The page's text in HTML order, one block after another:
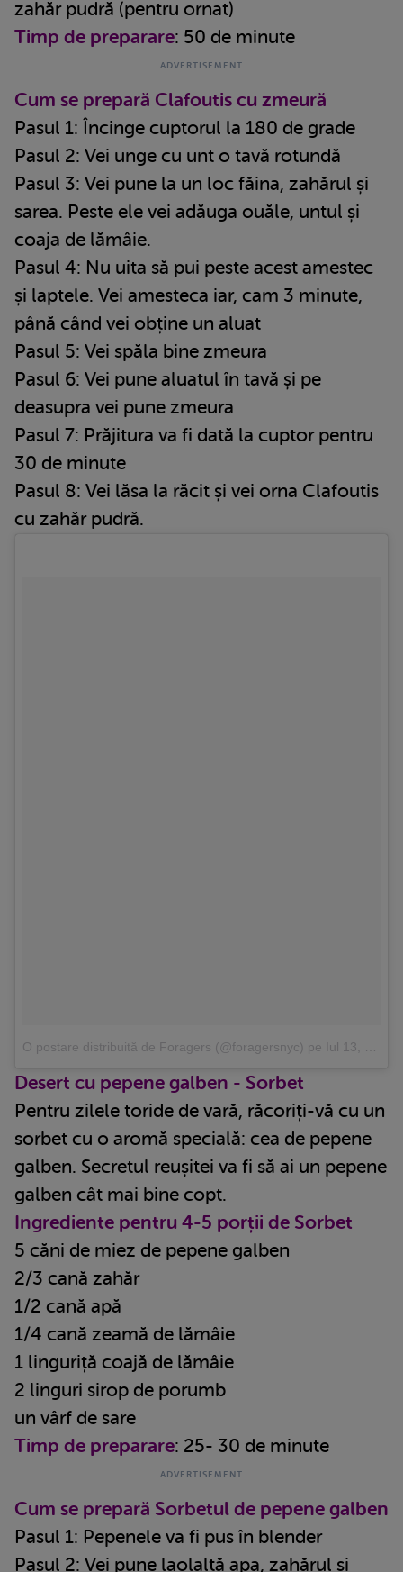
zahăr pudră (pentru ornat)
Timp de preparare: 50 de minute
Cum se prepară Clafoutis cu zmeură
Pasul 1: Încinge cuptorul la 180 de grade
Pasul 2: Vei unge cu unt o tavă rotundă
Pasul 3: Vei pune la un loc făina, zahărul și
sarea. Peste ele vei adăuga ouăle, untul și
coaja de lămâie.
Pasul 4: Nu uita să pui peste acest amestec
și laptele. Vei amesteca iar, cam 3 minute,
până când vei obține un aluat
Pasul 5: Vei spăla bine zmeura
Pasul 6: Vei pune aluatul în tavă și pe
deasupra vei pune zmeura
Pasul 7: Prăjitura va fi dată la cuptor pentru
30 de minute
Pasul 8: Vei lăsa la răcit și vei orna Clafoutis
cu zahăr pudră.
O postare distribuită de Foragers (@foragersnyc) pe Iul 13, 2016 at 1:22 PDT
Desert cu pepene galben - Sorbet
Pentru zilele toride de vară, răcoriți-vă cu un
sorbet cu o aromă specială: cea de pepene
galben. Secretul reușitei va fi să ai un pepene
galben cât mai bine copt.
Ingrediente pentru 4-5 porții de Sorbet
5 căni de miez de pepene galben
2/3 cană zahăr
1/2 cană apă
1/4 cană zeamă de lămâie
1 linguriță coajă de lămâie
2 linguri sirop de porumb
un vârf de sare
Timp de preparare: 25- 30 de minute
Cum se prepară Sorbetul de pepene galben
Pasul 1: Pepenele va fi pus în blender
Pasul 2: Vei pune laolaltă apa, zahărul și